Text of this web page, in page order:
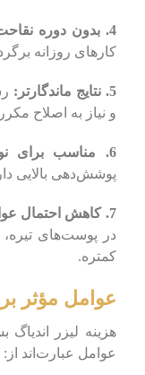
4. بدون دوره نقاحت:
کارهای روزانه
5. نتایج ماندگارتر:
و نیاز به اصلاح
6. مناسب برای نواحی وسیع:
پوشش‌دهی بالایی
7. کاهش احتمال عوارض پوستی:
در پوست‌های
کمتره.
عوامل مؤثر بر
هزینه لیزر
عوامل عبارت‌اند از: